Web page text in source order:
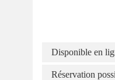
Disponible en
Réservation